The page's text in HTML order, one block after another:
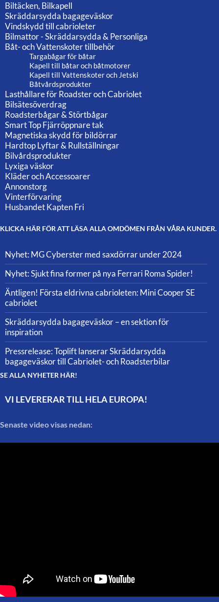
Biltäcken, Bilkapell
Skräddarsydda bagageväskor
Vindskydd till cabrioleter
Bilmattor - Skräddarsydda & Personliga
Båt- och Vattenskoter tillbehör
Targabågar för båtar
Kapell till båtar och båtmotorer
Kapell till Vattenskoter och Jetski
Båtvårdsprodukter
Lasthållare för Roadster och Cabriolet
Bilsätesöverdrag
Roadsterbågar & Störtbågar
Smart Top Fjärröppnare tak
Magnetiska skydd för bildörrar
Hardtop Lyftar & Rullställningar
Bilvårdsprodukter
Lyxiga väskor
Kläder och Accessoarer
Annonstorg
Vinterförvaring
Husbandet Kapten Fri
KLICKA HÄR FÖR ATT LÄSA ALLA OMDÖMEN FRÅN VÅRA KUNDER.
Nyhet: MG Cyberster med saxdörrar under 2024
Nyhet: Sjukt fina former på nya Ferrari Roma Spider!
Äntligen! Första eldrivna cabrioleten: Mini Cooper SE
cabriolet
Skräddarsydda bagageväskor – en sektion för
inspiration
Pressrelease: Toplift lanserar Skräddarsydda
bagageväskor till Cabriolet- och Roadsterbilar
SE ALLA NYHETER HÄR!
VI LEVERERAR TILL HELA EUROPA!
Senaste video visas nedan: